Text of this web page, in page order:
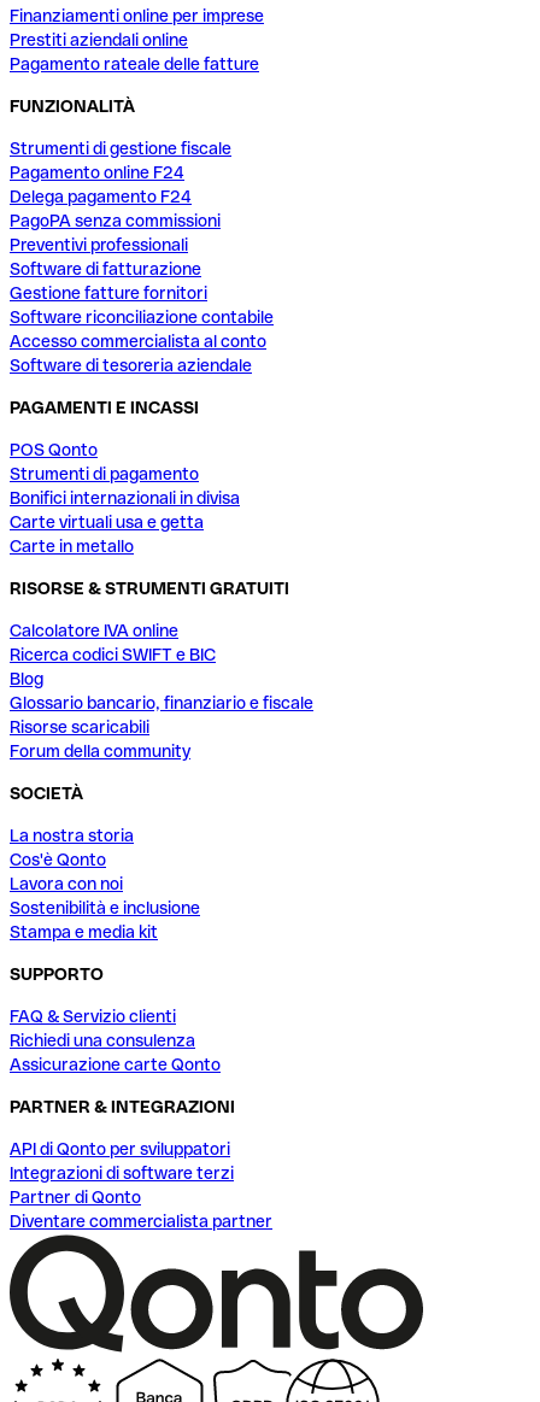
Finanziamenti online per imprese
Prestiti aziendali online
Pagamento rateale delle fatture
FUNZIONALITÀ
Strumenti di gestione fiscale
Pagamento online F24
Delega pagamento F24
PagoPA senza commissioni
Preventivi professionali
Software di fatturazione
Gestione fatture fornitori
Software riconciliazione contabile
Accesso commercialista al conto
Software di tesoreria aziendale
PAGAMENTI E INCASSI
POS Qonto
Strumenti di pagamento
Bonifici internazionali in divisa
Carte virtuali usa e getta
Carte in metallo
RISORSE & STRUMENTI GRATUITI
Calcolatore IVA online
Ricerca codici SWIFT e BIC
Blog
Glossario bancario, finanziario e fiscale
Risorse scaricabili
Forum della community
SOCIETÀ
La nostra storia
Cos'è Qonto
Lavora con noi
Sostenibilità e inclusione
Stampa e media kit
SUPPORTO
FAQ & Servizio clienti
Richiedi una consulenza
Assicurazione carte Qonto
PARTNER & INTEGRAZIONI
API di Qonto per sviluppatori
Integrazioni di software terzi
Partner di Qonto
Diventare commercialista partner